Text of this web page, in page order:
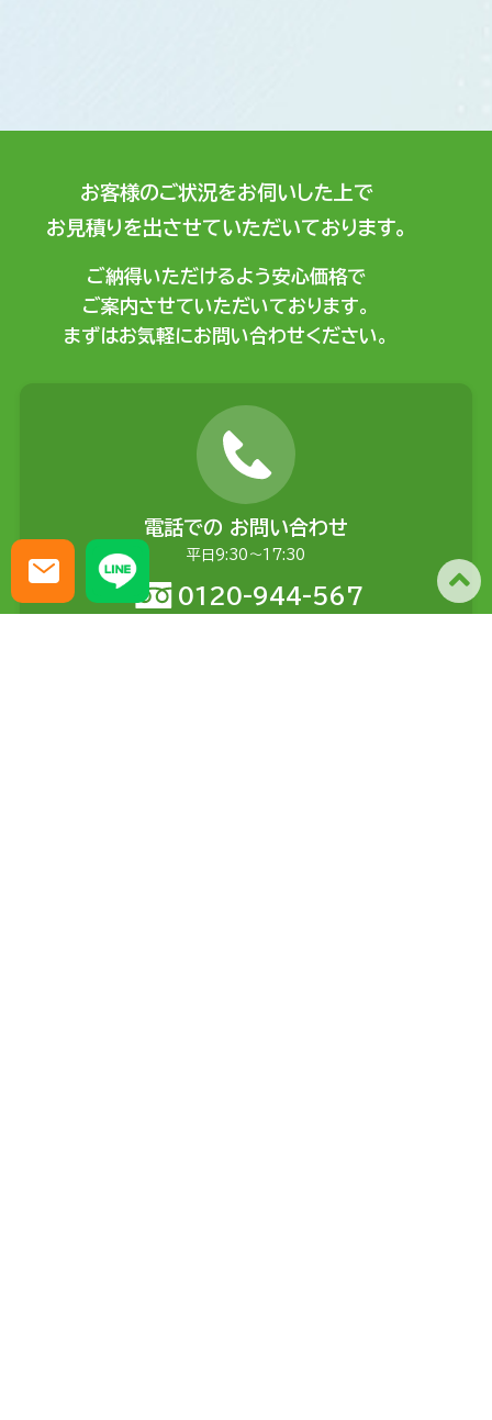
お客様のご状況をお伺いした上で
お見積りを出させていただいております。
ご納得いただけるよう安心価格で
ご案内させていただいております。
まずはお気軽にお問い合わせください。
電話での お問い合わせ
平日9:30〜17:30
0120-944-567